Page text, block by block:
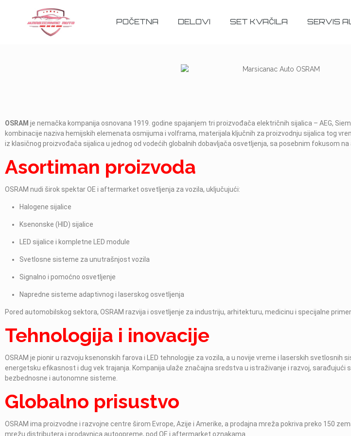
POČETNA DELOVI SET KVAČILA SERVIS
OSRAM je nemačka kompanija osnovana 1919. godine spajanjem tri proizvođača električnih sijalica – AEG,
kombinacije naziva hemijskih elemenata osmijuma i volframa, materijala ključnih za proizvodnju sijalica tog
iz klasičnog proizvođača sijalica u jednog od vodećih globalnih dobavljača osvetljenja, sa posebnim fokusom
Asortiman proizvoda
OSRAM nudi širok spektar OE i aftermarket osvetljenja za vozila, uključujući:
Halogene sijalice
Ksenonske (HID) sijalice
LED sijalice i kompletne LED module
Svetlosne sisteme za unutrašnjost vozila
Signalno i pomoćno osvetljenje
Napredne sisteme adaptivnog i laserskog osvetljenja
Pored automobilskog sektora, OSRAM razvija i osvetljenje za industriju, arhitekturu, medicinu i specijalne
Tehnologija i inovacije
OSRAM je pionir u razvoju ksenonskih farova i LED tehnologije za vozila, a u novije vreme i laserskih
energetsku efikasnost i dug vek trajanja. Kompanija ulaže značajna sredstva u istraživanje i razvoj,
bezbednosne i autonomne sisteme.
Globalno prisustvo
OSRAM ima proizvodne i razvojne centre širom Evrope, Azije i Amerike, a prodajna mreža pokriva preko 150
mrežu distributera i prodavnica autoopreme, pod OE i aftermarket oznakama.